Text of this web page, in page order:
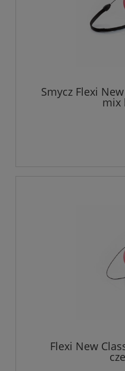
Smycz Flexi
mix
Flexi New